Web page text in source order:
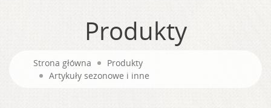
Produkty
Strona główna
Produkty
Artykuły sezonowe i inne